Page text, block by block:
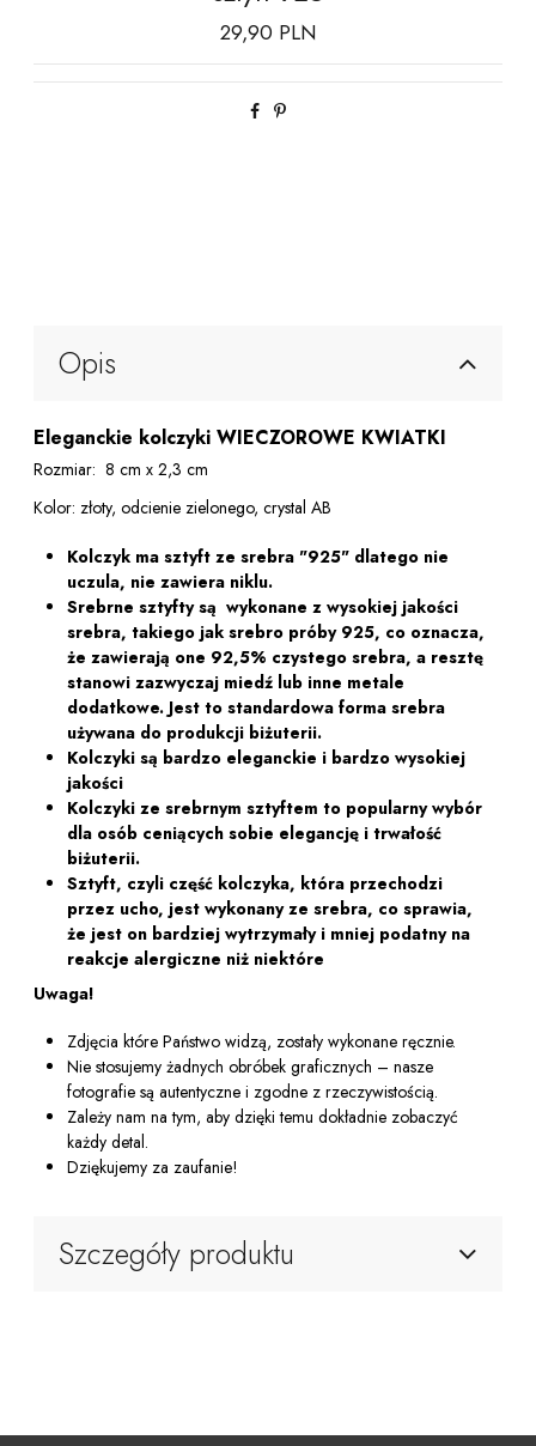
29,90 PLN
Opis
Eleganckie kolczyki WIECZOROWE KWIATKI
Rozmiar: 8 cm x 2,3 cm
Kolor: złoty, odcienie zielonego, crystal AB
Kolczyk ma sztyft ze srebra "925" dlatego nie
uczula, nie zawiera niklu.
Srebrne sztyfty są wykonane z wysokiej jakości
srebra, takiego jak srebro próby 925, co oznacza,
że ​​zawierają one 92,5% czystego srebra, a resztę
stanowi zazwyczaj miedź lub inne metale
dodatkowe. Jest to standardowa forma srebra
używana do produkcji biżuterii.
Kolczyki są bardzo eleganckie i bardzo wysokiej
jakości
Kolczyki ze srebrnym sztyftem to popularny wybór
dla osób ceniących sobie elegancję i trwałość
biżuterii.
Sztyft, czyli część kolczyka, która przechodzi
przez ucho, jest wykonany ze srebra, co sprawia,
że ​​jest on bardziej wytrzymały i mniej podatny na
reakcje alergiczne niż niektóre
Uwaga!
Zdjęcia które Państwo widzą, zostały wykonane ręcznie.
Nie stosujemy żadnych obróbek graficznych – nasze
fotografie są autentyczne i zgodne z rzeczywistością.
Zależy nam na tym, aby dzięki temu dokładnie zobaczyć
każdy detal.
Dziękujemy za zaufanie!
Szczegóły produktu